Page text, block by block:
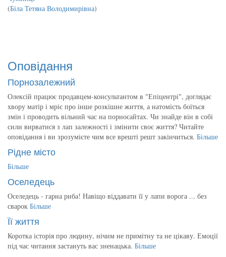
(Біла Тетяна Володимирівна)
Оповідання
Порнозалежний
Олексій працює продавцем-консультантом в "Епіцентрі", доглядає
хвору матір і мріє про інше розкішне життя, а натомість боїться
змін і проводить вільний час на порносайтах. Чи знайде він в собі
сили вирватися з лап залежності і змінити своє життя? Читайте
оповідання і ви зрозумієте чим все врешті решт закінчиться. Більше
Рідне місто
Більше
Оселедець
Оселедець - гарна риба! Навіщо віддавати її у лапи ворога ... без
сварок Більше
Її життя
Коротка історія про людину, нічим не примітну та не цікаву. Емоції
під час читання застануть вас зненацька. Більше